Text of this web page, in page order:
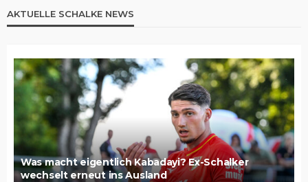
AKTUELLE SCHALKE NEWS
Was macht eigentlich Kabadayi? Ex-Schalker
wechselt erneut ins Ausland